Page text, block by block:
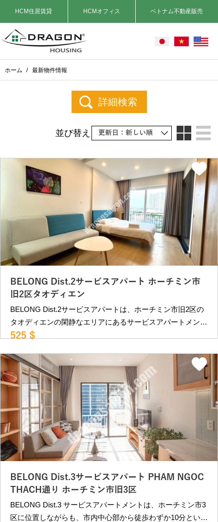
HCM住居賃貸 HCMオフィス ベトナム不動産販売
ホーム / 最新物件情報
詳細検索
並び替え
BELONG Dist.2サービスアパート ホーチミン市
旧2区タオディエン
BELONG Dist.2サービスアパートは、ホーチミン市旧2区の
タオディエンの閑静なエリアにあるサービスアパートメント
です。 物件は大通りから100Ｍほど路地に入ったところに
525 $
BELONG Dist.3サービスアパート PHAM NGOC
THACH通り ホーチミン市旧3区
BELONG Dist.3 サービスアパートメントは、ホーチミン市3
区に位置しながらも、市内中心部から徒歩わずか10分という